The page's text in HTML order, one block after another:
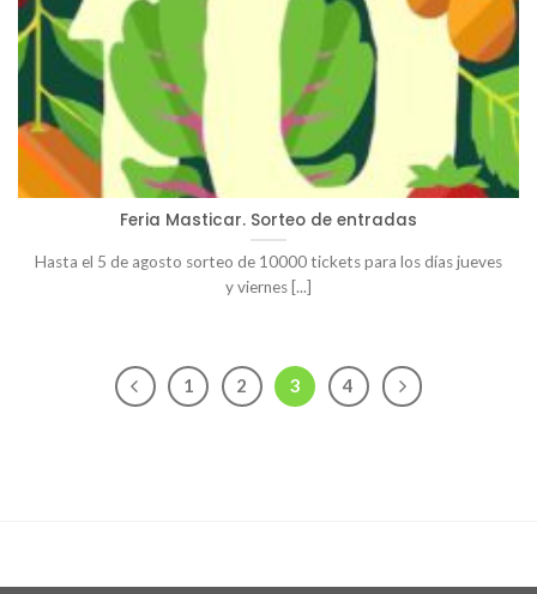
Feria Masticar. Sorteo de entradas
Hasta el 5 de agosto sorteo de 10000 tickets para los días jueves
y viernes [...]
1 2 3 4